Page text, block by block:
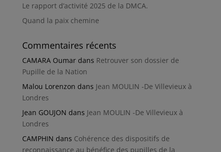
Le rapport d’activité 2025 de la DMCA.
Quand la paix chemine
Commentaires récents
CAMARA Oumardans Retrouver son dossier de
Pupille de la Nation
Malou Lorenzon dans Jean MOULIN -De Villevieux à
Londres
Jean GOUJON dans Jean MOULIN -De Villevieux à
Londres
CAMPHIN dans Cohérence des dispositifs de
reconnaissance au bénéfice des pupilles de la